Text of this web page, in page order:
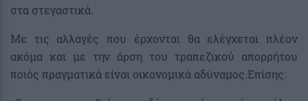
στα στεγαστικά.
Με τις αλλαγές που έρχονται θα ελέγχεται πλέον
ακόμα και με την άρση του τραπεζικού απορρήτου
ποιός πραγματικά είναι οικονομικά αδύναμος.Επίσης: